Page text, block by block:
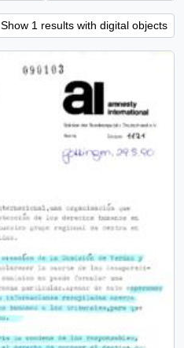
Show 1 results with digital objects